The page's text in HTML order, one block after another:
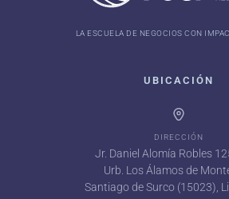
LA ESCUELA DE NEGOCIOS CON
UBICACIÓN
DIRECCIÓN
Jr. Daniel Alomía Robles
Urb. Los Álamos de
Santiago de Surco (15023),